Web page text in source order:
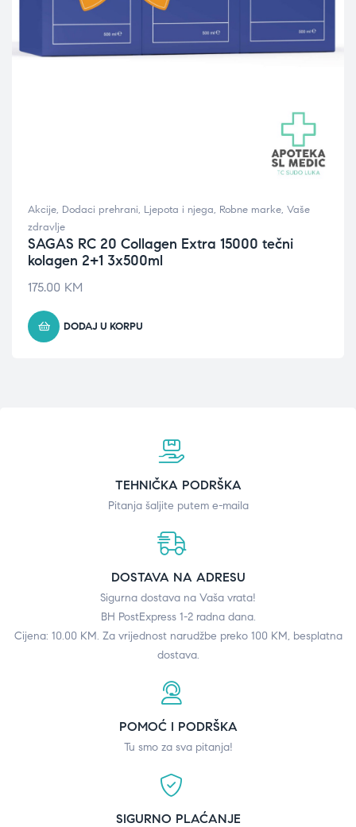
Akcije, Dodaci prehrani, Ljepota i njega, Robne marke, Vaše
zdravlje
SAGAS RC 20 Collagen Extra 15000 tečni
kolagen 2+1 3x500ml
175.00 KM
DODAJ U KORPU
TEHNIČKA PODRŠKA
Pitanja šaljite putem e-maila
DOSTAVA NA ADRESU
Sigurna dostava na Vaša vrata!
BH PostExpress 1-2 radna dana.
Cijena: 10.00 KM. Za vrijednost narudžbe preko 100 KM, besplatna
dostava.
POMOĆ I PODRŠKA
Tu smo za sva pitanja!
SIGURNO PLAĆANJE